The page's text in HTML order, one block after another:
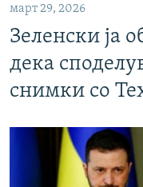
март 29, 2026
Зеленски ја
дека
снимки со